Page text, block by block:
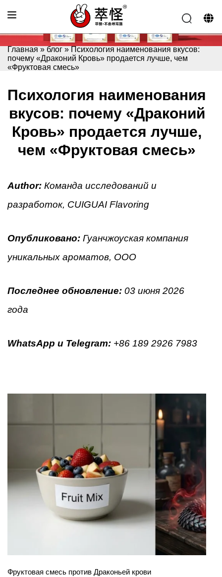
Главная » блог » Психология наименования вкусов:
почему «Драконий Кровь» продается лучше, чем
«Фруктовая смесь»
Психология наименования
вкусов: почему «Драконий
Кровь» продается лучше,
чем «Фруктовая смесь»
Author: Команда исследований и
разработок, CUIGUAI Flavoring
Опубликовано: Гуанчжоуская компания
уникальных ароматов, ООО
Последнее обновление: 03 июня 2026
года
WhatsApp и Telegram: +86 189 2926 7983
Фруктовая смесь против Драконьей крови